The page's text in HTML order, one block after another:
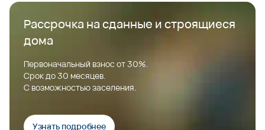
Рассрочка на сданные и строящиеся
дома
Первоначальный взнос от 30%.
Срок до 30 месяцев.
С возможностью заселения.
Узнать подробнее